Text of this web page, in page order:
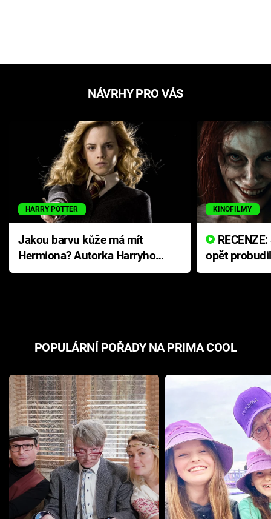
NÁVRHY PRO VÁS
HARRY POTTER
Jakou barvu kůže má mít
Hermiona? Autorka Harryho
Pottera přišla s ráznou
KINOFILMY
opět
přichází s
POPULÁRNÍ POŘADY NA PRIMA COOL